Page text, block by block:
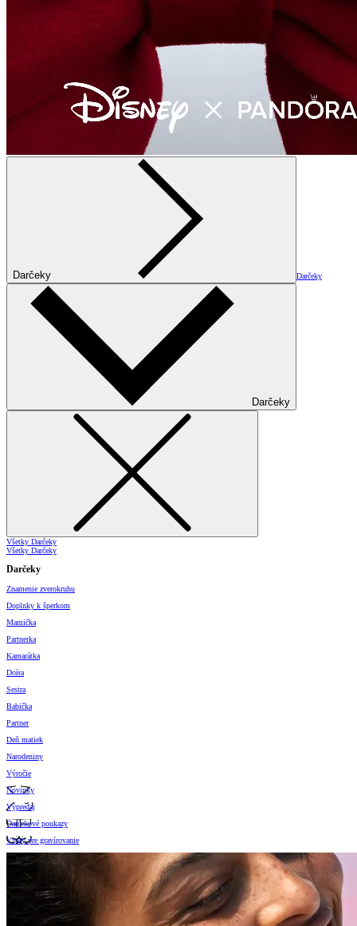
Darčeky Darčeky
Darčeky
Všetky Darčeky
Všetky Darčeky
Darčeky
Znamenie zverokruhu
Doplnky k šperkom
Mamička
Partnerka
Kamarátka
Dcéra
Sestra
Babička
Partner
Deň matiek
Narodeniny
Výročie
Novinky
Výpredaj
Darčekové poukazy
Vzory pre gravírovanie